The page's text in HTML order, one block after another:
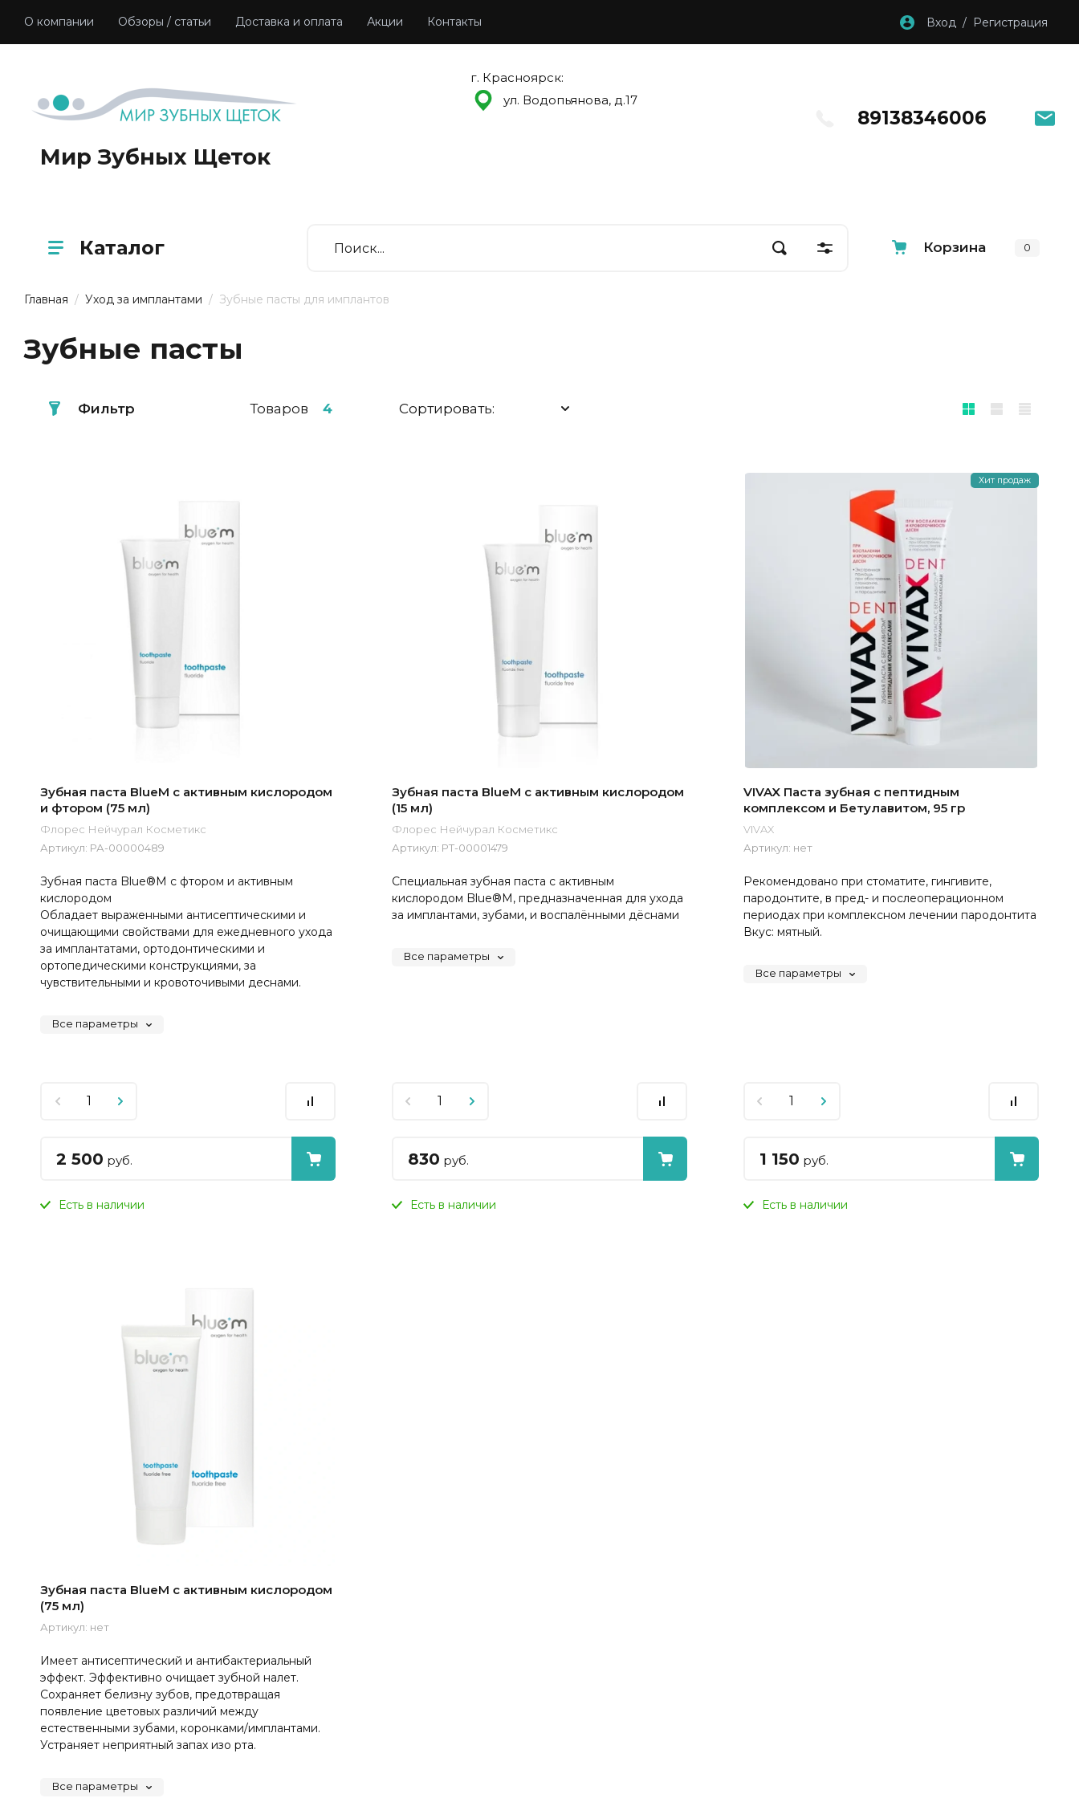
О компании Обзоры / статьи Доставка и оплата Акции Контакты Вход / Регистрация
Мир Зубных Щеток
г. Красноярск:
ул. Водопьянова, д.17
89138346006
Каталог Корзина 0
Главная / Уход за имплантами /  Зубные пасты для имплантов
Зубные пасты
Товаров 4
Фильтр Сортировать:
Зубная паста BlueM с активным кислородом
и фтором (75 мл)
Флорес Нейчурал Косметикс
Артикул: РА-00000489
Зубная паста Blue®M с фтором и активным
кислородом
Обладает выраженными антисептическими и
очищающими свойствами для ежедневного ухода
за имплантатами, ортодонтическими и
ортопедическими конструкциями, за
чувствительными и кровоточивыми деснами.
Все параметры
2 500 руб.
Есть в наличии
Зубная паста BlueM с активным кислородом
(15 мл)
Флорес Нейчурал Косметикс
Артикул: РТ-00001479
Специальная зубная паста с активным
кислородом Blue®M, предназначенная для ухода
за имплантами, зубами, и воспалёнными дёснами
Все параметры
830 руб.
Есть в наличии
Хит продаж
VIVAX Паста зубная с пептидным
комплексом и Бетулавитом, 95 гр
VIVAX
Артикул: нет
Рекомендовано при стоматите, гингивите,
пародонтите, в пред- и послеоперационном
периодах при комплексном лечении пародонтита
Вкус: мятный.
Все параметры
1 150 руб.
Есть в наличии
Зубная паста BlueM с активным кислородом
(75 мл)
Артикул: нет
Имеет антисептический и антибактериальный
эффект. Эффективно очищает зубной налет.
Сохраняет белизну зубов, предотвращая
появление цветовых различий между
естественными зубами, коронками/имплантами.
Устраняет неприятный запах изо рта.
Все параметры